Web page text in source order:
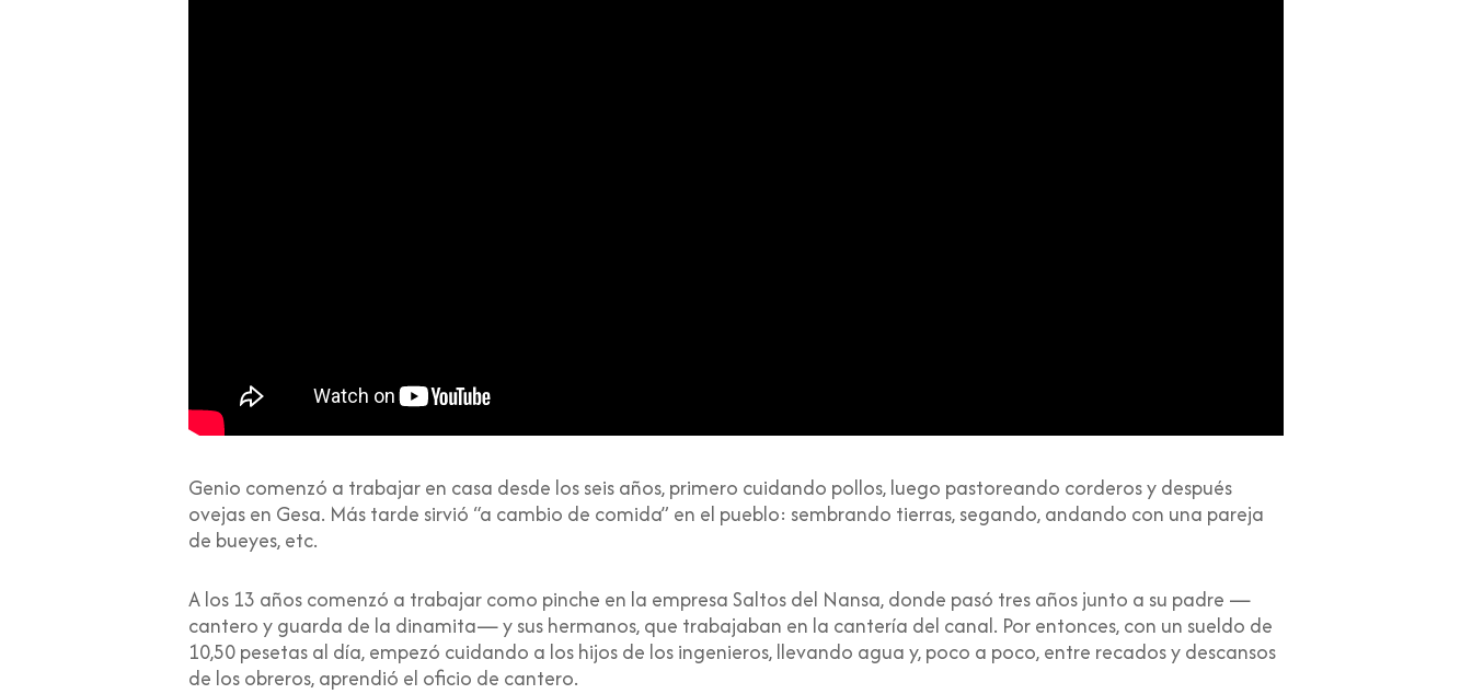
Genio comenzó a trabajar en casa desde los seis años, primero cuidando pollos, luego pastoreando corderos y después
ovejas en Gesa. Más tarde sirvió “a cambio de comida” en el pueblo: sembrando tierras, segando, andando con una pareja
de bueyes, etc.
A los 13 años comenzó a trabajar como pinche en la empresa Saltos del Nansa, donde pasó tres años junto a su padre —
cantero y guarda de la dinamita— y sus hermanos, que trabajaban en la cantería del canal. Por entonces, con un sueldo de
10,50 pesetas al día, empezó cuidando a los hijos de los ingenieros, llevando agua y, poco a poco, entre recados y descansos
de los obreros, aprendió el oficio de cantero.